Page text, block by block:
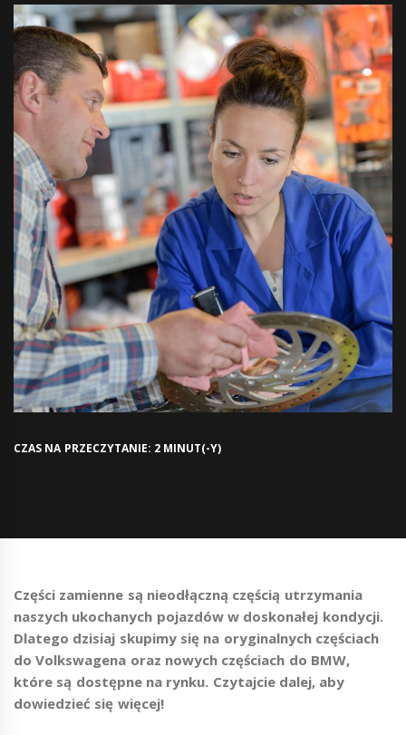
CZAS NA PRZECZYTANIE: 2 MINUT(-Y)
Części zamienne są nieodłączną częścią utrzymania
naszych ukochanych pojazdów w doskonałej kondycji.
Dlatego dzisiaj skupimy się na oryginalnych częściach
do Volkswagena oraz nowych częściach do BMW,
które są dostępne na rynku. Czytajcie dalej, aby
dowiedzieć się więcej!